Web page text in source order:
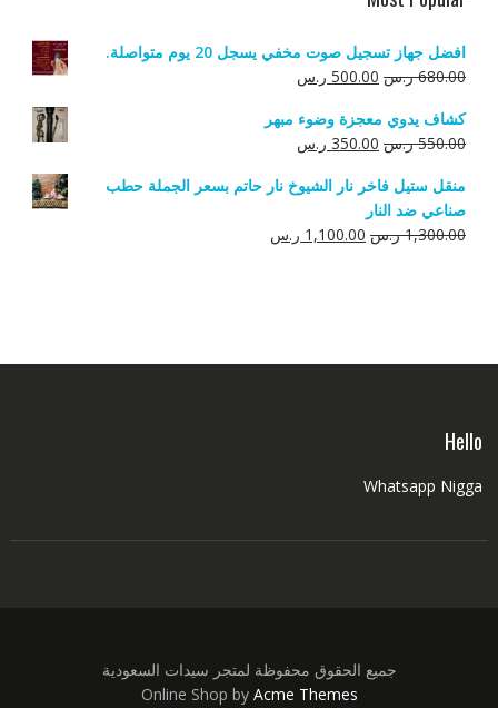
افضل جهاز تسجيل صوت مخفي يسجل 20 يوم متواصلة.
680.00 ر.س السعر
هو:
680.00 ر.س.
500.00 ر.سالسعر
هو:
500.00 ر.س.
كشاف يدوي معجزة وضوء مبهر
550.00 ر.س السعر
هو:
550.00 ر.س.
350.00 ر.سالسعر
هو:
منقل ستيل فاخر نار الشيوخ نار حاتم بسعر الجملة حطب
صناعي ضد النار
1,300.00 ر.س السعر
1,100.00 ر.سالسعر
Hello
Whatsapp Nigga
جميع الحقوق محفوظة لمتجر سيدات السعودية
Online Shop by Acme Themes